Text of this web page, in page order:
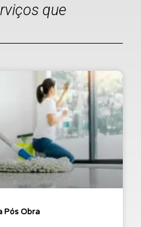
que
Pós Obra